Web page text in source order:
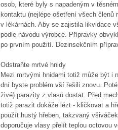
osob, které byly s napadeným v těsném
kontaktu (nejlépe ošetření všech
v lékárnách. Aby se zajistila likvidace
podle návodu výrobce. Přípravky
po prvním použití. Dezinsekčním
Odstraňte mrtvé hnidy
Mezi mrtvými hnidami totiž může být i
dní byste problém vší řešili znovu.
živé) parazity z vlasů dostat. Před
totiž parazit dokáže lézt - kličkovat a
použít hustý hřeben, takzvaný
doporučuje vlasy přelít teplou octovou